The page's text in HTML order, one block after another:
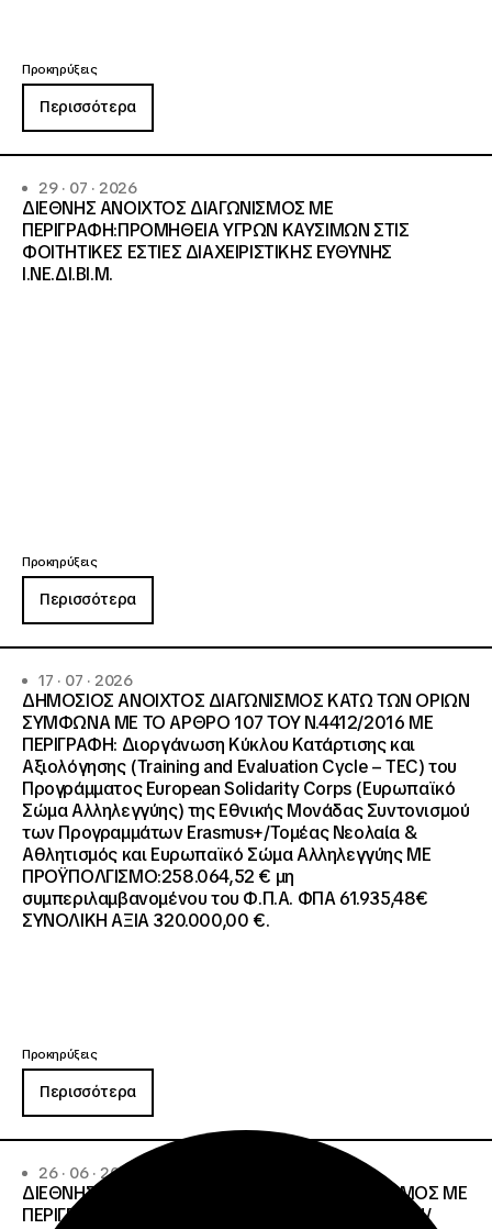
Προκηρύξεις
Περισσότερα
29 · 07 · 2026
ΔΙΕΘΝΗΣ ΑΝΟΙΧΤΟΣ ΔΙΑΓΩΝΙΣΜΟΣ ΜΕ
ΠΕΡΙΓΡΑΦΗ:ΠΡΟΜΗΘΕΙΑ ΥΓΡΩΝ ΚΑΥΣΙΜΩΝ ΣΤΙΣ
ΦΟΙΤΗΤΙΚΕΣ ΕΣΤΙΕΣ ΔΙΑΧΕΙΡΙΣΤΙΚΗΣ ΕΥΘΥΝΗΣ
Ι.ΝΕ.ΔΙ.ΒΙ.Μ.
Προκηρύξεις
Περισσότερα
17 · 07 · 2026
ΔΗΜΟΣΙΟΣ ΑΝΟΙΧΤΟΣ ΔΙΑΓΩΝΙΣΜΟΣ ΚΑΤΩ ΤΩΝ ΟΡΙΩΝ
ΣΥΜΦΩΝΑ ΜΕ ΤΟ ΑΡΘΡΟ 107 ΤΟΥ Ν.4412/2016 ΜΕ
ΠΕΡΙΓΡΑΦΗ: Διοργάνωση Κύκλου Κατάρτισης και
Αξιολόγησης (Training and Evaluation Cycle – TEC) του
Προγράμματος European Solidarity Corps (Ευρωπαϊκό
Σώμα Αλληλεγγύης) της Εθνικής Μονάδας Συντονισμού
των Προγραμμάτων Erasmus+/Τομέας Νεολαία &
Αθλητισμός και Ευρωπαϊκό Σώμα Αλληλεγγύης ΜΕ
ΠΡΟΫΠΟΛΓΙΣΜΟ:258.064,52 € μη
συμπεριλαμβανομένου του Φ.Π.Α. ΦΠΑ 61.935,48€
ΣΥΝΟΛΙΚΗ ΑΞΙΑ 320.000,00 €.
Προκηρύξεις
Περισσότερα
26 · 06 · 2026
ΔΙΕΘΝΗΣ ΑΝΟΙΧΤΟΣ ΗΛΕΚΤΡΟΝΙΚΟΣ ΔΙΑΓΩΝΙΣΜΟΣ ΜΕ
ΠΕΡΙΓΡΑΦΗ:ΥΠΗΡΕΣΙΕΣ ΣΤΕΓΑΣΗΣ ΤΩΝ ΦΟΙΤΗΤΩΝ/